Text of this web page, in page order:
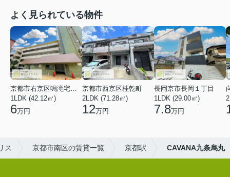
よく見られている物件
京都市右京区鳴滝宅間町
1LDK (42.12㎡)
6万円
京都市西京区桂乾町
2LDK (71.28㎡)
12万円
長岡京市長岡１丁目
1LDK (29.00㎡)
7.8万円
ス 京都市南区の賃貸一覧 京都駅 CAVANA九条烏丸